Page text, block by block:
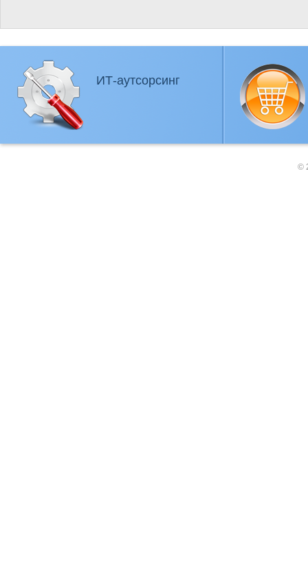
ИТ-аутсорсинг
©